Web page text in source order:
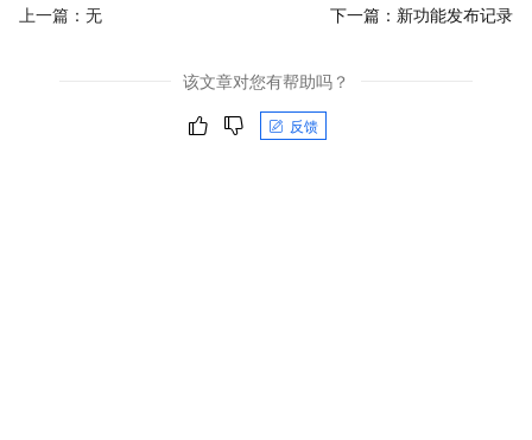
上一篇：无 下一篇： 新功能发布记录
该文章对您有帮助吗？
反馈